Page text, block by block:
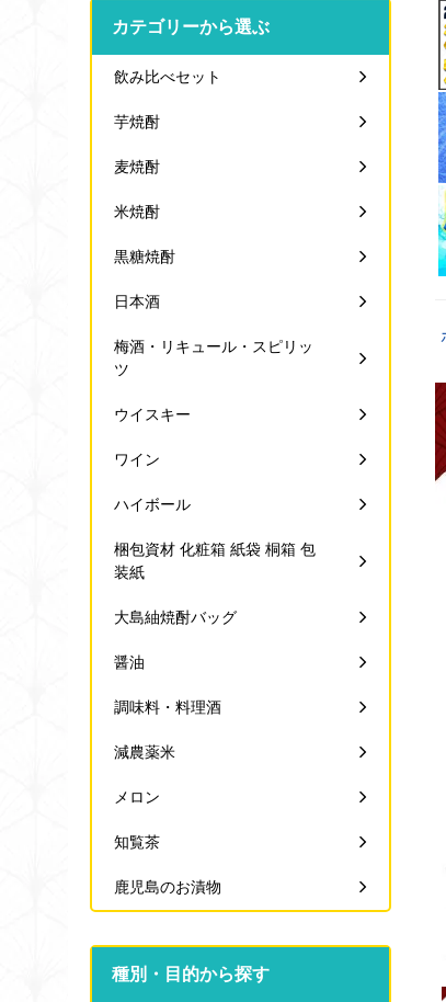
カテゴリーから選ぶ
飲み比べセット
芋焼酎
麦焼酎
米焼酎
黒糖焼酎
日本酒
梅酒・リキュール・スピリッ
ツ
ウイスキー
ワイン
ハイボール
梱包資材 化粧箱 紙袋 桐箱 包
装紙
大島紬焼酎バッグ
醤油
調味料・料理酒
減農薬米
メロン
知覧茶
鹿児島のお漬物
種別・目的から探す